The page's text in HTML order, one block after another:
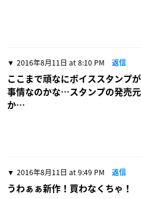
2016年8月11日 at 8:10 PM 返信
ここまで頑なにボイススタンプ
事情なのかな…スタンプの発売
か…
2016年8月11日 at 9:49 PM 返信
うわぁぁ新作！買わなくちゃ！